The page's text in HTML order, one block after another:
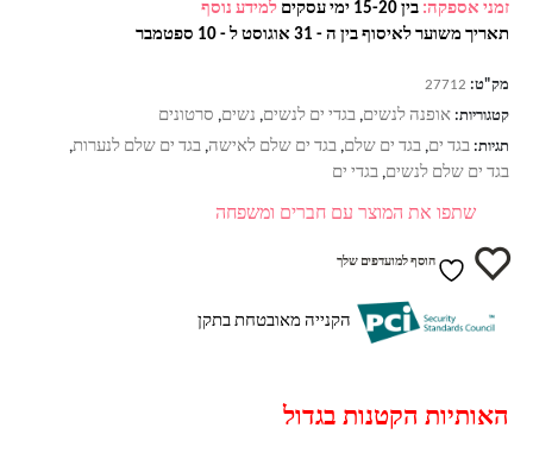
זמני אספקה: בין 15-20 ימי עסקים
למידע נוסף
תאריך משוער לאיסוף בין ה - 31 אוגוסט ל - 10 ספטמבר
מק"ט: 27712
קטגוריות: אופנה לנשים, בגדי ים לנשים, נשים, סרטונים
תגיות: בגד ים, בגד ים שלם, בגד ים שלם לאישה, בגד ים שלם לנערות,
בגד ים שלם לנשים, בגדי ים
שתפו את המוצר עם חברים ומשפחה
הוסף למועדפים שלך
הקנייה מאובטחת בתקן
האותיות הקטנות בגדול